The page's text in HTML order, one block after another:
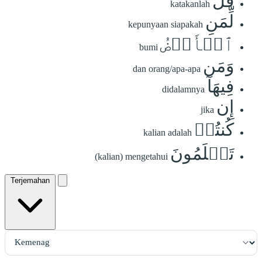
katakanlah
لِّمَنِ kepunyaan siapakah
ٱلۡأَرۡضُ bumi
وَمَن dan orang/apa-apa
فِيهَآ didalamnya
إِن jika
كُنتُمۡ kalian adalah
تَعۡلَمُونَ (kalian) mengetahui
Terjemahan